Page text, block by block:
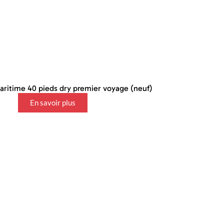
40 pieds dry premier voyage (neuf)
En savoir plus